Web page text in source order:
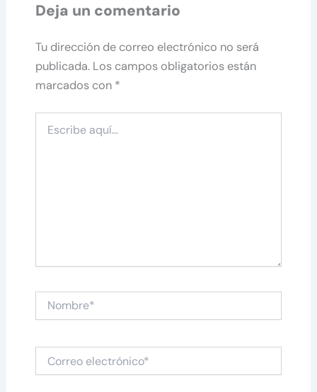
Deja un comentario
Tu dirección de correo electrónico no será
publicada. Los campos obligatorios están
marcados con *
aquí...
electrónico*